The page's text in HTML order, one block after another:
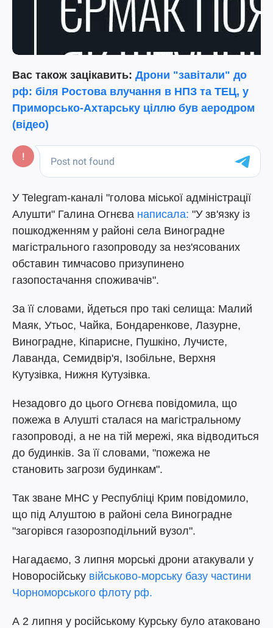
Вас також зацікавить: Дрони "завітали" до
рф: біля Ростова влучання в НПЗ та ТЕЦ, у
Приморсько-Ахтарську ціллю був аеродром
(відео)
У Telegram-каналі "голова міської адміністрації
Алушти" Галина Огнєва написала: "У зв'язку із
пошкодженням у районі села Виноградне
магістрального газопроводу за нез'ясованих
обставин тимчасово призупинено
газопостачання споживачів".
За її словами, йдеться про такі селища: Малий
Маяк, Утьос, Чайка, Бондаренкове, Лазурне,
Виноградне, Кіпарисне, Пушкіно, Лучисте,
Лаванда, Семидвір'я, Ізобільне, Верхня
Кутузівка, Нижня Кутузівка.
Незадовго до цього Огнєва повідомила, що
пожежа в Алушті сталася на магістральному
газопроводі, а не на тій мережі, яка відводиться
до будинків. За її словами, "пожежа не
становить загрози будинкам".
Так зване МНС у Республіці Крим повідомило,
що під Алуштою в районі села Виноградне
"загорівся газорозподільний вузол".
Нагадаємо, 3 липня морські дрони атакували у
Новоросійську військово-морську базу частини
Чорноморського флоту рф.
А 2 липня у російському Курську було атаковано